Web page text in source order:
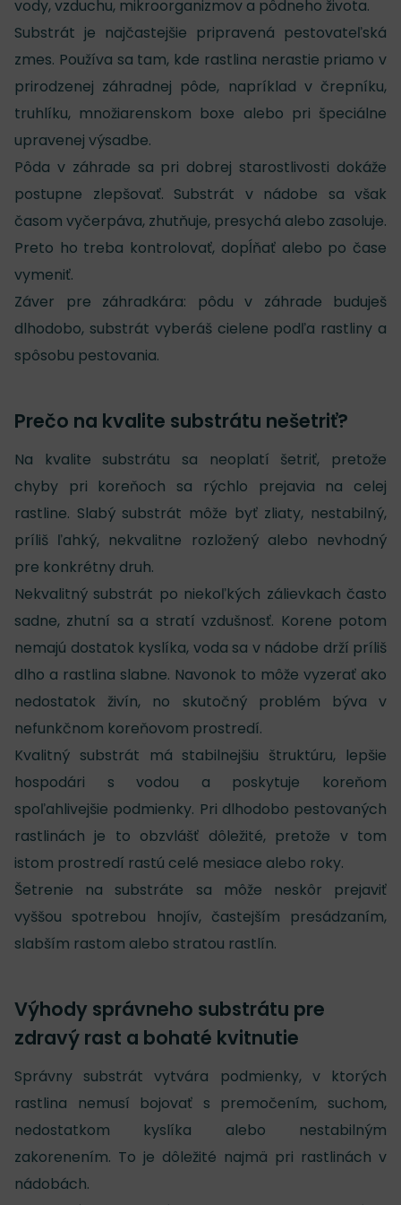
vody, vzduchu, mikroorganizmov a pôdneho života.
Substrát je najčastejšie pripravená pestovateľská
zmes. Používa sa tam, kde rastlina nerastie priamo v
prirodzenej záhradnej pôde, napríklad v črepníku,
truhlíku, množiarenskom boxe alebo pri špeciálne
upravenej výsadbe.
Pôda v záhrade sa pri dobrej starostlivosti dokáže
postupne zlepšovať. Substrát v nádobe sa však
časom vyčerpáva, zhutňuje, presychá alebo zasoluje.
Preto ho treba kontrolovať, dopĺňať alebo po čase
vymeniť.
Záver pre záhradkára: pôdu v záhrade buduješ
dlhodobo, substrát vyberáš cielene podľa rastliny a
spôsobu pestovania.
Prečo na kvalite substrátu nešetriť?
Na kvalite substrátu sa neoplatí šetriť, pretože
chyby pri koreňoch sa rýchlo prejavia na celej
rastline. Slabý substrát môže byť zliaty, nestabilný,
príliš ľahký, nekvalitne rozložený alebo nevhodný
pre konkrétny druh.
Nekvalitný substrát po niekoľkých zálievkach často
sadne, zhutní sa a stratí vzdušnosť. Korene potom
nemajú dostatok kyslíka, voda sa v nádobe drží príliš
dlho a rastlina slabne. Navonok to môže vyzerať ako
nedostatok živín, no skutočný problém býva v
nefunkčnom koreňovom prostredí.
Kvalitný substrát má stabilnejšiu štruktúru, lepšie
hospodári s vodou a poskytuje koreňom
spoľahlivejšie podmienky. Pri dlhodobo pestovaných
rastlinách je to obzvlášť dôležité, pretože v tom
istom prostredí rastú celé mesiace alebo roky.
Šetrenie na substráte sa môže neskôr prejaviť
vyššou spotrebou hnojív, častejším presádzaním,
slabším rastom alebo stratou rastlín.
Výhody správneho substrátu pre
zdravý rast a bohaté kvitnutie
Správny substrát vytvára podmienky, v ktorých
rastlina nemusí bojovať s premočením, suchom,
nedostatkom kyslíka alebo nestabilným
zakorenením. To je dôležité najmä pri rastlinách v
nádobách.